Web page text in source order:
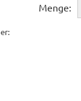
Menge: